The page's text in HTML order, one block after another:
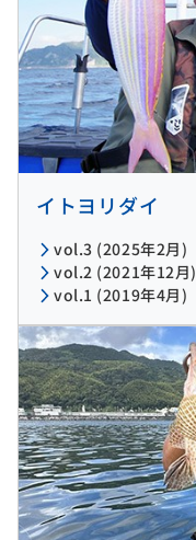
イトヨリダイ
vol.3 (2025年2月)
vol.2 (2021年12月)
vol.1 (2019年4月)